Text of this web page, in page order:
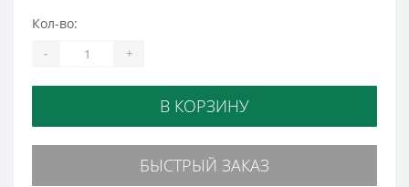
Кол-во:
- +
В КОРЗИНУ
БЫСТРЫЙ ЗАКАЗ